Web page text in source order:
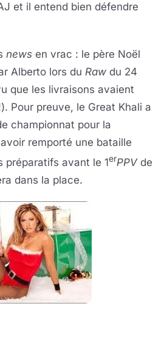
et il entend bien défendre
news en vrac : le père Noël
Alberto lors du Raw du 24
que les livraisons avaient
Pour preuve, le Great Khali a
championnat pour la
remporté une bataille
préparatifs avant le 1erPPVde
dans la place.